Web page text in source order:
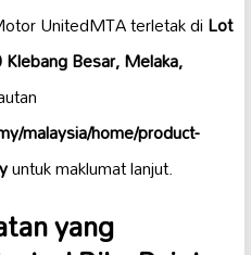
UnitedMTA terletak diLot
Besar, Melaka,
malaysia/home/product-
untuk maklumat lanjut.
yang